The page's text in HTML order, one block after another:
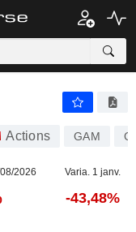
Actions GAM
2026 Varia. 1 janv.
-43,48%